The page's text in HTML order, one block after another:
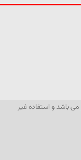
می باشد و استفاده غیر